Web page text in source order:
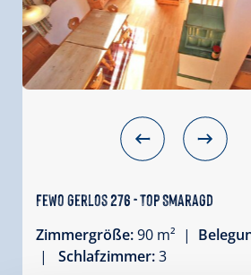
Fewo Gerlos 276 - Top Smaragd
Zimmergröße:90 m² |
|
Schlafzimmer:3